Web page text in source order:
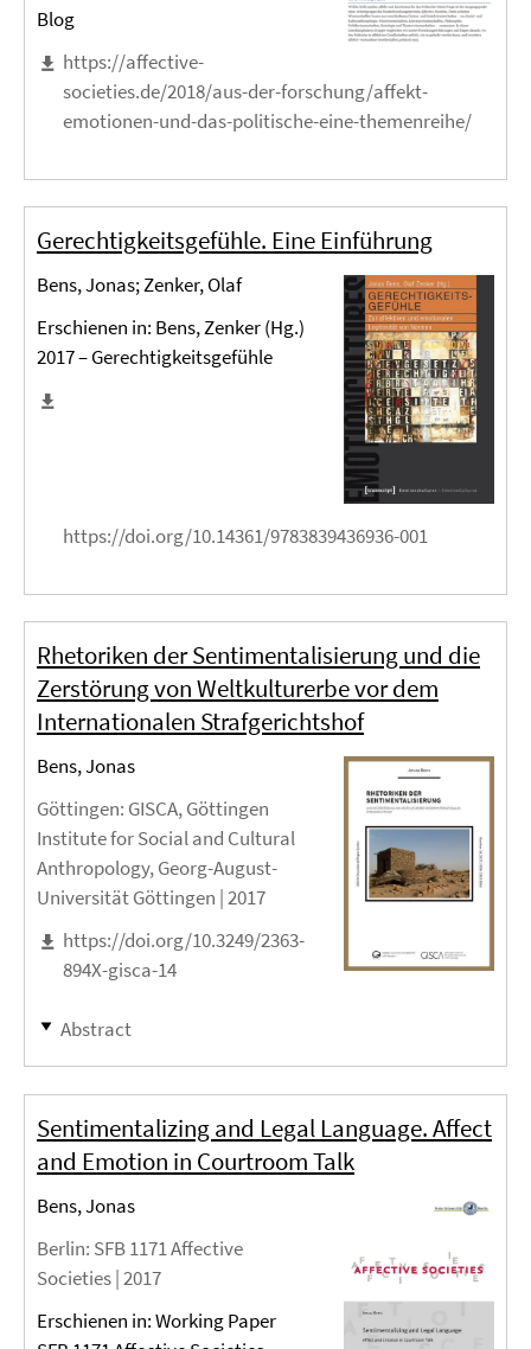
Blog
https://affective-
societies.de/2018/aus-der-forschung/affekt-
emotionen-und-das-politische-eine-themenreihe/
Gerechtigkeitsgefühle. Eine Einführung
Bens, Jonas; Zenker, Olaf
Erschienen in: Bens, Zenker (Hg.)
2017 – Gerechtigkeitsgefühle
https://doi.org/10.14361/9783839436936-001
Rhetoriken der Sentimentalisierung und die
Zerstörung von Weltkulturerbe vor dem
Internationalen Strafgerichtshof
Bens, Jonas
Göttingen: GISCA, Göttingen
Institute for Social and Cultural
Anthropology, Georg-August-
Universität Göttingen |2017
https://doi.org/10.3249/2363-
894X-gisca-14
Abstract
Sentimentalizing and Legal Language. Affect
and Emotion in Courtroom Talk
Bens, Jonas
Berlin: SFB 1171 Affective
Societies |2017
Erschienen in: Working Paper